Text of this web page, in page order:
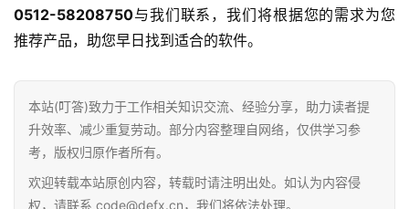
快
讯
答
0512-58208750与我们联系，我们将根据您的需求为您
推荐产品，助您早日找到适合的软件。
本站(叮答)致力于工作相关知识交流、经验分享，助力读者提
升效率、减少重复劳动。部分内容整理自网络，仅供学习参
考，版权归原作者所有。
欢迎转载本站原创内容，转载时请注明出处。如认为内容侵
权，请联系 code@defx.cn，我们将依法处理。